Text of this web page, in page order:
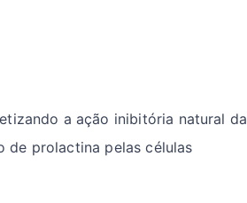
a ação inibitória natural da
de prolactina pelas células